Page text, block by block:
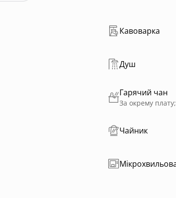
Кавоварка
Душ
Гарячий чан
За окрему
Чайник